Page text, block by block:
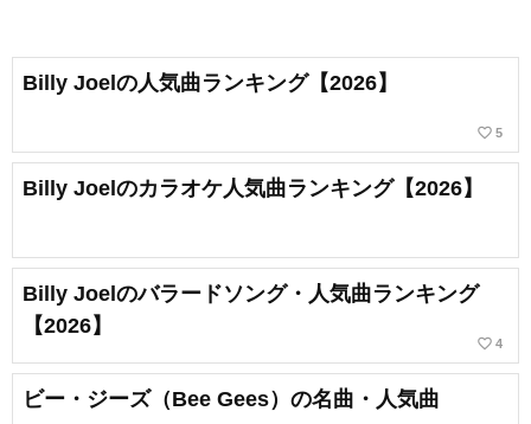
Billy Joelの人気曲ランキング【2026】
favorite_border 5
Billy Joelのカラオケ人気曲ランキング【2026】
Billy Joelのバラードソング・人気曲ランキング
【2026】
favorite_border 4
ビー・ジーズ（Bee Gees）の名曲・人気曲